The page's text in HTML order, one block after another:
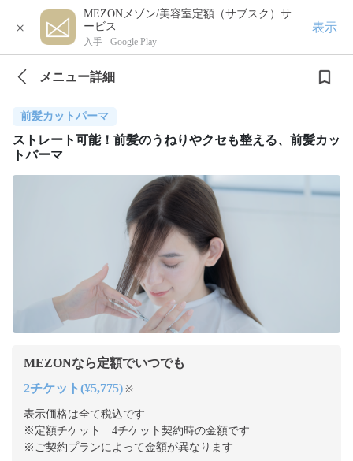
×
MEZONメゾン/美容室定額（サブスク）サ
ービス
入手 - Google Play
表示
メニュー詳細
前髪カットパーマ
ストレート可能！前髪のうねりやクセも整える、前髪カッ
トパーマ
MEZONなら定額でいつでも
2チケット(¥5,775) ※
表示価格は全て税込です
※定額チケット 4チケット契約時の金額です
※ご契約プランによって金額が異なります